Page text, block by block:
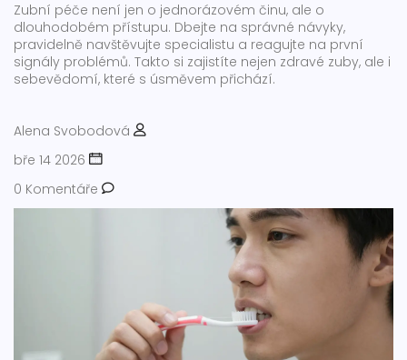
Zubní péče není jen o jednorázovém činu, ale o
dlouhodobém přístupu. Dbejte na správné návyky,
pravidelně navštěvujte specialistu a reagujte na první
signály problémů. Takto si zajistíte nejen zdravé zuby, ale i
sebevědomí, které s úsměvem přichází.
Alena Svobodová
bře 14 2026
0 Komentáře